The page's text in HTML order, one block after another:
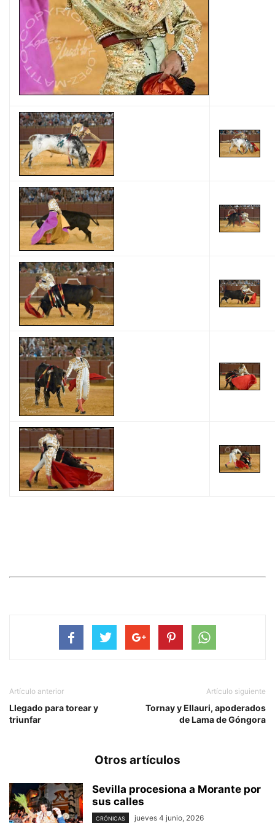
Artículo anterior
Llegado para torear y
triunfar
Artículo siguiente
Tornay y Ellauri, apoderados
de Lama de Góngora
Otros artículos
Sevilla procesiona a Morante por
sus calles
CRÓNICAS jueves 4 junio, 2026